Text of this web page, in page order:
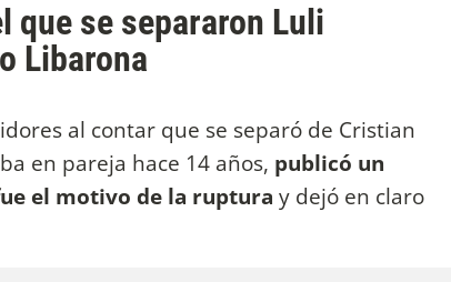
que se separaron Luli
Libarona
al contar que se separó de Cristian
en pareja hace 14 años, publicó un
el motivo de la ruptura y dejó en claro